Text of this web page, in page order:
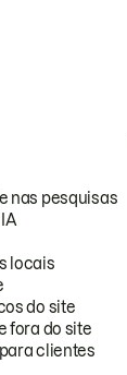
nas pesquisas
locais
do site
fora do site
clientes